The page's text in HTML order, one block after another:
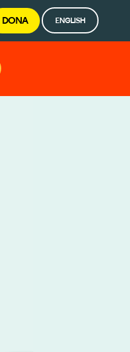
DONA ENGLISH